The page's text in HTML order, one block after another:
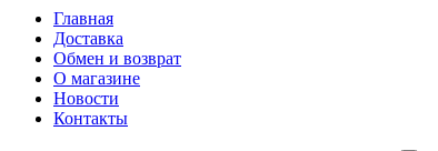
Главная
Доставка
Обмен и возврат
О магазине
Новости
Контакты